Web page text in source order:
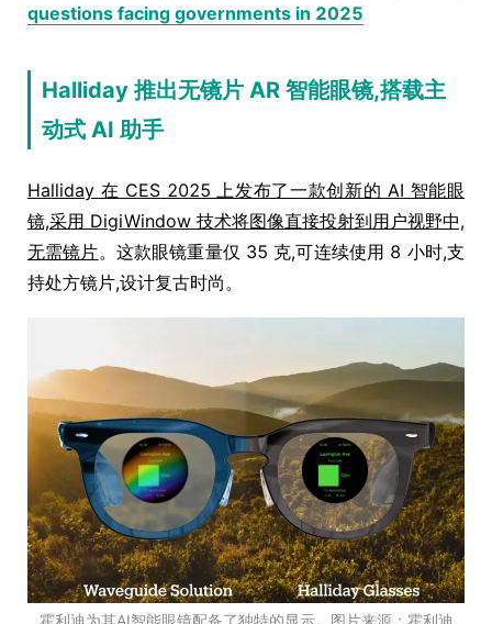
questions facing governments in 2025
Halliday 推出无镜片 AR 智能眼镜,搭载主
动式 AI 助手
Halliday 在 CES 2025 上发布了一款创新的 AI 智能眼
镜,采用 DigiWindow 技术将图像直接投射到用户视野中,
无需镜片。这款眼镜重量仅 35 克,可连续使用 8 小时,支
持处方镜片,设计复古时尚。
霍利迪为其AI智能眼镜配备了独特的显示。图片来源：霍利迪